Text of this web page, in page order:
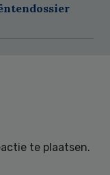
te plaatsen.